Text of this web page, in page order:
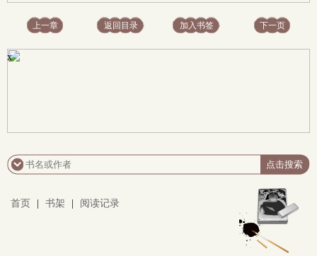
上一章 返回目录 加入书签 下一页
x
首页 书架 阅读记录